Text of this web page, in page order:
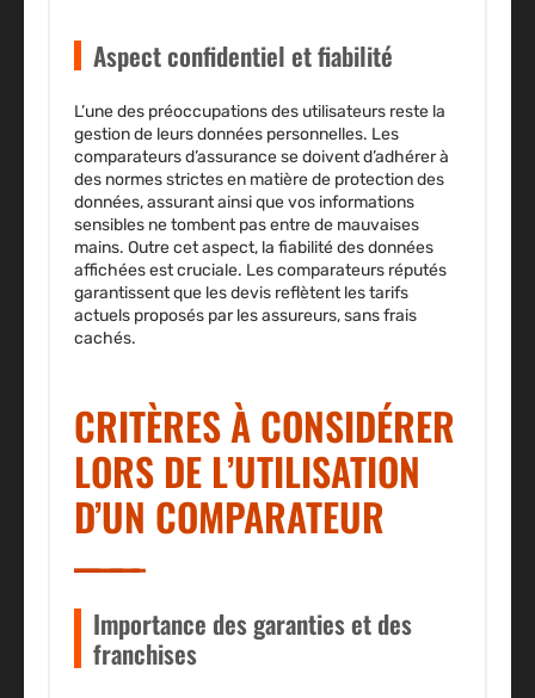
Aspect confidentiel et fiabilité
L’une des préoccupations des utilisateurs reste la
gestion de leurs données personnelles. Les
comparateurs d’assurance se doivent d’adhérer à
des normes strictes en matière de protection des
données, assurant ainsi que vos informations
sensibles ne tombent pas entre de mauvaises
mains. Outre cet aspect, la fiabilité des données
affichées est cruciale. Les comparateurs réputés
garantissent que les devis reflètent les tarifs
actuels proposés par les assureurs, sans frais
cachés.
CRITÈRES À CONSIDÉRER
LORS DE L’UTILISATION
D’UN COMPARATEUR
Importance des garanties et des
franchises